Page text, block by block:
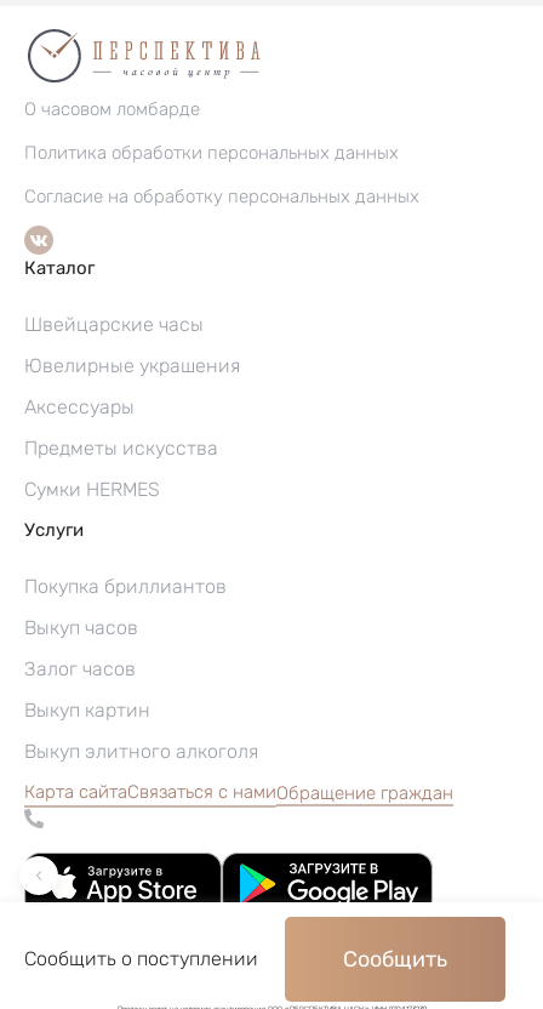
Сообщить о поступлении Сообщить
О часовом ломбарде
Политика обработки персональных данных
Согласие на обработку персональных данных
Каталог
Швейцарские часы
Ювелирные украшения
Аксессуары
Предметы искусства
Сумки HERMES
Услуги
Покупка бриллиантов
Выкуп часов
Залог часов
Выкуп картин
Выкуп элитного алкоголя
Карта сайтаСвязаться с намиОбращение граждан
©2004–2026, Часовой ломбард «Перспектива»